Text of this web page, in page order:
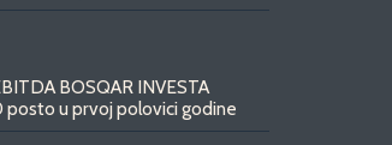
BOSQAR INVESTA
posto u prvoj polovici godine